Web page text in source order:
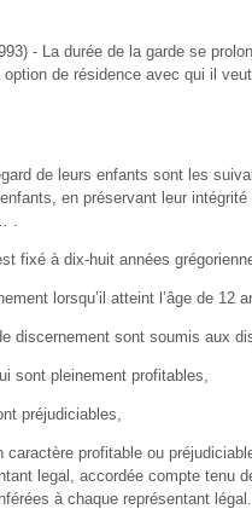
- La durée de la garde se
de résidence avec qui il
de leurs enfants sont les
en préservant leur
.
fixé à dix-huit années
lorsqu’il atteint l’âge de 12
discernement sont soumis aux
pleinement profitables,
préjudiciables,
profitable ou
legal, accordée compte tenu
à chaque représentant légal.